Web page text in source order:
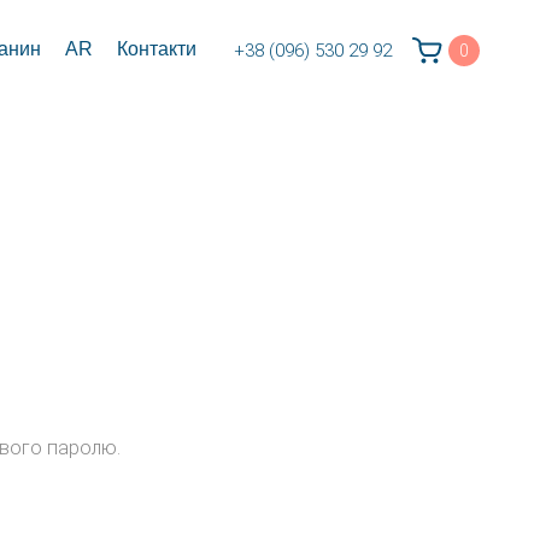
AR Контакти +38 (096) 530 29 92 0
паролю.